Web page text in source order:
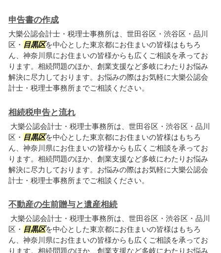
申告書の作成
大樂公認会計士・税理士事務所は、世田谷区・渋谷区・品川
区・ 目黒区を中心とした東京都にお住まいの皆様はもちろ
ん、神奈川県にお住まいの皆様からも広くご相談を承ってお
ります。相続問題のほか、創業支援など多岐にわたりお悩み
解決に尽力しております。お悩みの際はお気軽に大樂公認会
計士・税理士事務所までご相談ください。
相続税申告と流れ
大樂公認会計士・税理士事務所は、世田谷区・渋谷区・品川
区・ 目黒区を中心とした東京都にお住まいの皆様はもちろ
ん、神奈川県にお住まいの皆様からも広くご相談を承ってお
ります。相続問題のほか、創業支援など多岐にわたりお悩み
解決に尽力しております。お悩みの際はお気軽に大樂公認会
計士・税理士事務所までご相談ください。
不動産の生前贈与と遺産相続
大樂公認会計士・税理士事務所は、世田谷区・渋谷区・品川
区・ 目黒区を中心とした東京都にお住まいの皆様はもちろ
ん、神奈川県にお住まいの皆様からも広くご相談を承ってお
ります。相続問題のほか、創業支援など多岐にわたりお悩み